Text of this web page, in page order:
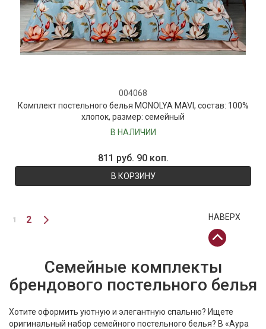
004068
Комплект постельного белья MONOLYA MAVI, состав: 100%
хлопок, размер: семейный
В НАЛИЧИИ
811 руб. 90 коп.
В КОРЗИНУ
1 2 НАВЕРХ
Семейные комплекты
брендового постельного белья
Хотите оформить уютную и элегантную спальню? Ищете
оригинальный набор семейного постельного белья? В «Аура